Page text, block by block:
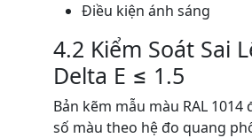
Điều kiện ánh sáng
4.2 Kiểm Soát Sai
Delta E ≤ 1.5
Bản kẽm mẫu màu RAL
số màu theo hệ đo quang